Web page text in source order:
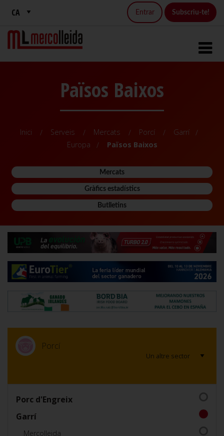
Entrar Subscriu-te!
Països Baixos
Inici Serveis Mercats Porcí
Garrí
Europa
Països Baixos
Mercats
Gràfics estadístics
Butlletins
Porcí
Porc d'Engreix
Garrí
Mercolleida